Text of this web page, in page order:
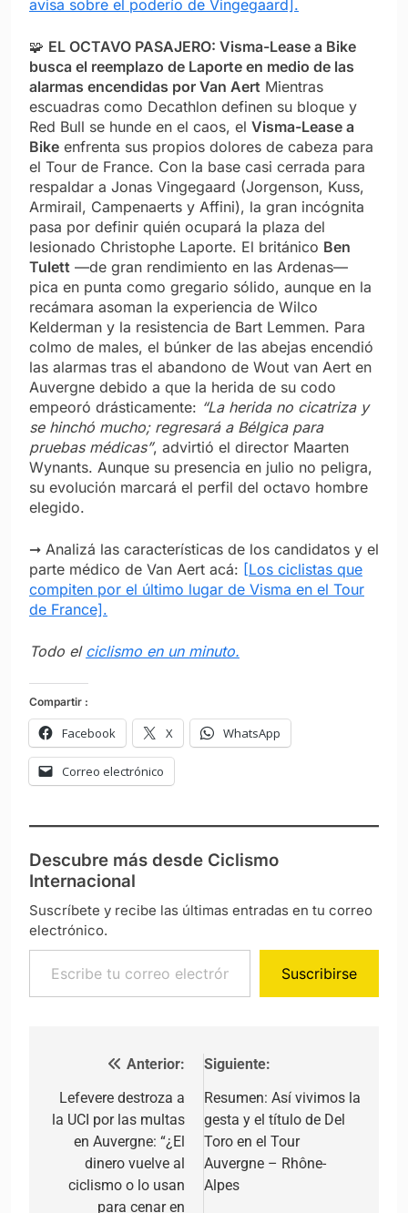
avisa sobre el poderío de Vingegaard].
🧩 EL OCTAVO PASAJERO: Visma-Lease a Bike
busca el reemplazo de Laporte en medio de las
alarmas encendidas por Van Aert Mientras
escuadras como Decathlon definen su bloque y
Red Bull se hunde en el caos, el Visma-Lease a
Bike enfrenta sus propios dolores de cabeza para
el Tour de France. Con la base casi cerrada para
respaldar a Jonas Vingegaard (Jorgenson, Kuss,
Armirail, Campenaerts y Affini), la gran incógnita
pasa por definir quién ocupará la plaza del
lesionado Christophe Laporte. El británico Ben
Tulett —de gran rendimiento en las Ardenas—
pica en punta como gregario sólido, aunque en la
recámara asoman la experiencia de Wilco
Kelderman y la resistencia de Bart Lemmen. Para
colmo de males, el búnker de las abejas encendió
las alarmas tras el abandono de Wout van Aert en
Auvergne debido a que la herida de su codo
empeoró drásticamente: “La herida no cicatriza y
se hinchó mucho; regresará a Bélgica para
pruebas médicas”, advirtió el director Maarten
Wynants. Aunque su presencia en julio no peligra,
su evolución marcará el perfil del octavo hombre
elegido.
➞ Analizá las características de los candidatos y el
parte médico de Van Aert acá: [Los ciclistas que
compiten por el último lugar de Visma en el Tour
de France].
Todo el ciclismo en un minuto.
Compartir :
Facebook X WhatsApp
Correo electrónico
Descubre más desde Ciclismo
Internacional
Suscríbete y recibe las últimas entradas en tu correo
electrónico.
Escribe tu correo electrónico…
Suscribirse
Navegación de entradas
Anterior:
Lefevere destroza a
la UCI por las multas
en Auvergne: “¿El
dinero vuelve al
ciclismo o lo usan
para cenar en
Siguiente:
Resumen: Así vivimos la
gesta y el título de Del
Toro en el Tour
Auvergne – Rhône-
Alpes